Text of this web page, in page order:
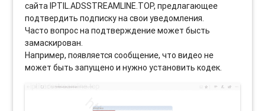
сайта IPTIL.ADSSTREAMLINE.TOP, предлагающее
подтвердить подписку на свои уведомления.
Часто вопрос на подтверждение может бысть
замаскирован.
Например, появляется сообщение, что видео не
может быть запущено и нужно установить кодек.